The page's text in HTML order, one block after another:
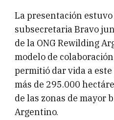
La presentación estuvo
subsecretaria Bravo
de la ONG Rewilding
modelo de
permitió dar vida a
más de 295.000
de las zonas de mayor
Argentino.